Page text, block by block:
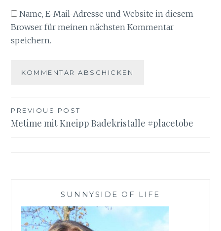
Name, E-Mail-Adresse und Website in diesem
Browser für meinen nächsten Kommentar
speichern.
Beitragsnavigation
PREVIOUS POST
Metime mit Kneipp Badekristalle #placetobe
SUNNYSIDE OF LIFE